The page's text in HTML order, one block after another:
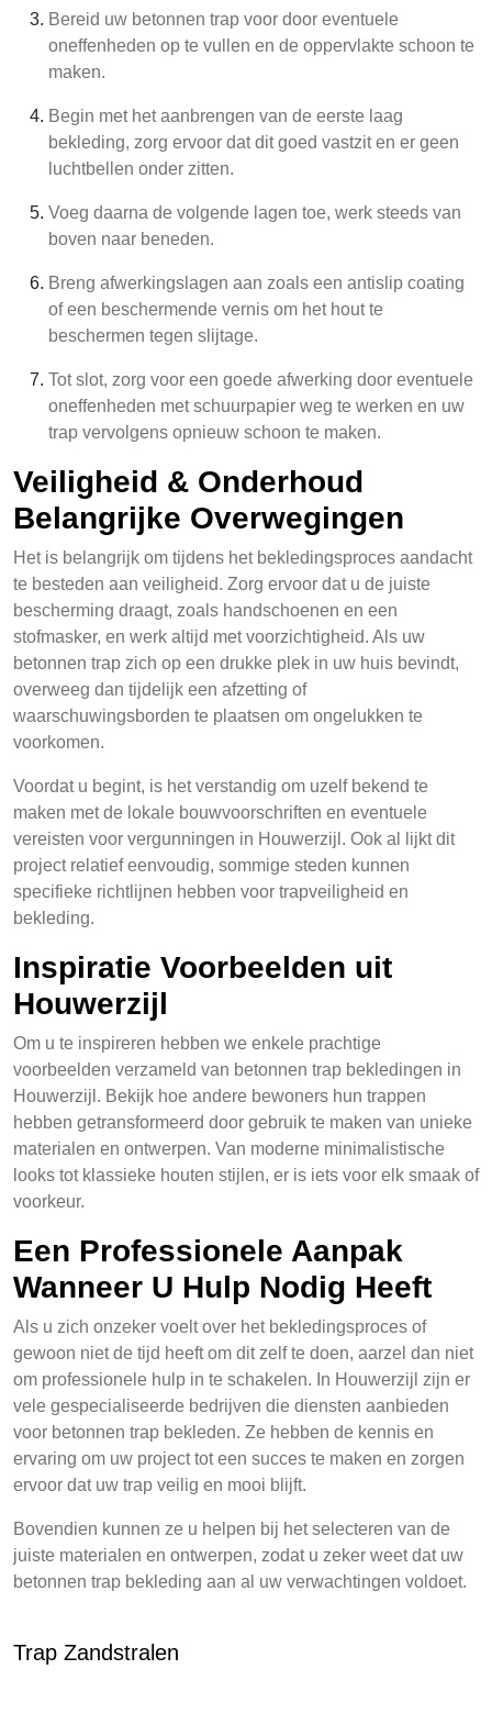
Bereid uw betonnen trap voor door eventuele
oneffenheden op te vullen en de oppervlakte schoon te
maken.
Begin met het aanbrengen van de eerste laag
bekleding, zorg ervoor dat dit goed vastzit en er geen
luchtbellen onder zitten.
Voeg daarna de volgende lagen toe, werk steeds van
boven naar beneden.
Breng afwerkingslagen aan zoals een antislip coating
of een beschermende vernis om het hout te
beschermen tegen slijtage.
Tot slot, zorg voor een goede afwerking door eventuele
oneffenheden met schuurpapier weg te werken en uw
trap vervolgens opnieuw schoon te maken.
Veiligheid & Onderhoud
Belangrijke Overwegingen
Het is belangrijk om tijdens het bekledingsproces aandacht
te besteden aan veiligheid. Zorg ervoor dat u de juiste
bescherming draagt, zoals handschoenen en een
stofmasker, en werk altijd met voorzichtigheid. Als uw
betonnen trap zich op een drukke plek in uw huis bevindt,
overweeg dan tijdelijk een afzetting of
waarschuwingsborden te plaatsen om ongelukken te
voorkomen.
Voordat u begint, is het verstandig om uzelf bekend te
maken met de lokale bouwvoorschriften en eventuele
vereisten voor vergunningen in Houwerzijl. Ook al lijkt dit
project relatief eenvoudig, sommige steden kunnen
specifieke richtlijnen hebben voor trapveiligheid en
bekleding.
Inspiratie Voorbeelden uit
Houwerzijl
Om u te inspireren hebben we enkele prachtige
voorbeelden verzameld van betonnen trap bekledingen in
Houwerzijl. Bekijk hoe andere bewoners hun trappen
hebben getransformeerd door gebruik te maken van unieke
materialen en ontwerpen. Van moderne minimalistische
looks tot klassieke houten stijlen, er is iets voor elk smaak of
voorkeur.
Een Professionele Aanpak
Wanneer U Hulp Nodig Heeft
Als u zich onzeker voelt over het bekledingsproces of
gewoon niet de tijd heeft om dit zelf te doen, aarzel dan niet
om professionele hulp in te schakelen. In Houwerzijl zijn er
vele gespecialiseerde bedrijven die diensten aanbieden
voor betonnen trap bekleden. Ze hebben de kennis en
ervaring om uw project tot een succes te maken en zorgen
ervoor dat uw trap veilig en mooi blijft.
Bovendien kunnen ze u helpen bij het selecteren van de
juiste materialen en ontwerpen, zodat u zeker weet dat uw
betonnen trap bekleding aan al uw verwachtingen voldoet.
Trap Zandstralen